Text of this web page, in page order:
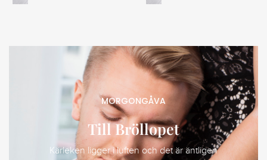
MORGONGÅVA
Till Bröllopet
Kärleken ligger i luften och det är äntligen